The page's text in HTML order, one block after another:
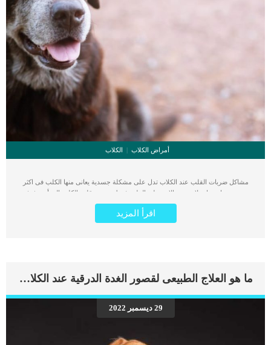
أمراض الكلاب الكلاب
مشاكل ضربات القلب عند الكلاب تدل على مشكلة جسدية يعانى منها الكلب فى اكثر
من عضو او جهاز ولا يقتصر الامر على القلب فقط. ينقسم قلب الكلب إلى أربع غرف
تسمى الحجرتان العلويتان الأذينين بينما تسمى الغرف السفلية البطينين. كما يتم توفير
الصمامات بين كل زوج أذيني وبطيني ، كل على الجانب الأيسر والأيمن. يسمى الصمام
الموجود بين الأذين الأيمن والبطين الأيمن بالصمام ثلاثي الشرفات ، حيث يسمى الصمام
معدل ضربات القلب ، سواء كان منتظمًا أو غير منتظم في التردد. هناك ما يعرف باسم
الصدرية عند الكلاب اعراض مشاكل ضربات القلب عند الكلاب دقات القلب الغير طبيعية
اقرأ المزيد
ما هو العلاج الطبيعى لقصور الغدة الدرقية عند الكلاب ؟
29 ديسمبر 2022